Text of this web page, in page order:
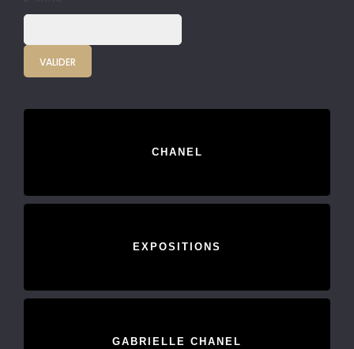
CHANEL
EXPOSITIONS
GABRIELLE CHANEL